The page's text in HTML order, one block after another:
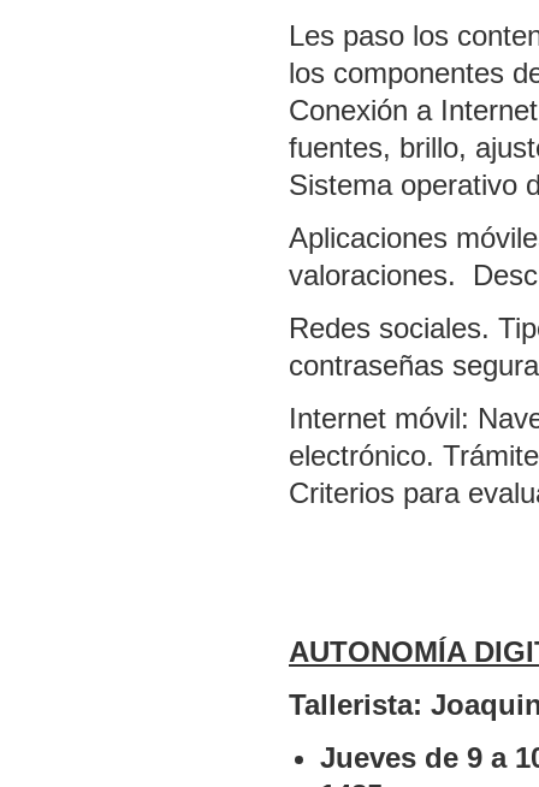
Les paso los
los componentes
Conexión a
fuentes, brillo,
Sistema operativo
Aplicaciones
valoraciones.
Redes sociales.
contraseñas
Internet móvil:
electrónico.
Criterios para
AUTONOMÍA
Tallerista:
Jueves de 9 a